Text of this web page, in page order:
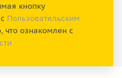
кнопку
Пользовательским
что ознакомлен с